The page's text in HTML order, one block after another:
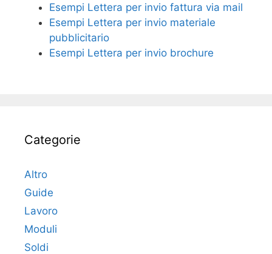
Esempi Lettera per invio fattura via mail
Esempi Lettera per invio materiale
pubblicitario
Esempi Lettera per invio brochure
Categorie
Altro
Guide
Lavoro
Moduli
Soldi